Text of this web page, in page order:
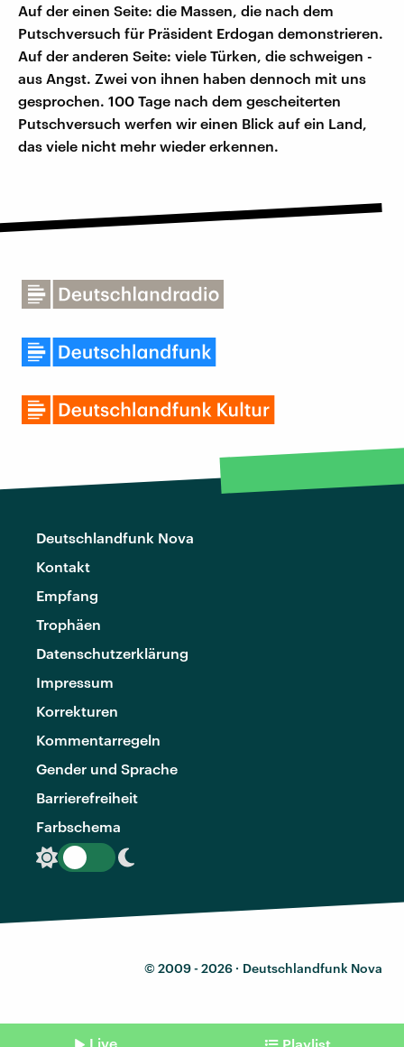
Auf der einen Seite: die Massen, die nach dem
Putschversuch für Präsident Erdogan demonstrieren.
Auf der anderen Seite: viele Türken, die schweigen -
aus Angst. Zwei von ihnen haben dennoch mit uns
gesprochen. 100 Tage nach dem gescheiterten
Putschversuch werfen wir einen Blick auf ein Land,
das viele nicht mehr wieder erkennen.
Deutschlandfunk Nova
Kontakt
Empfang
Trophäen
Datenschutzerklärung
Impressum
Korrekturen
Kommentarregeln
Gender und Sprache
Barrierefreiheit
Farbschema
© 2009 - 2026 · Deutschlandfunk Nova
Live